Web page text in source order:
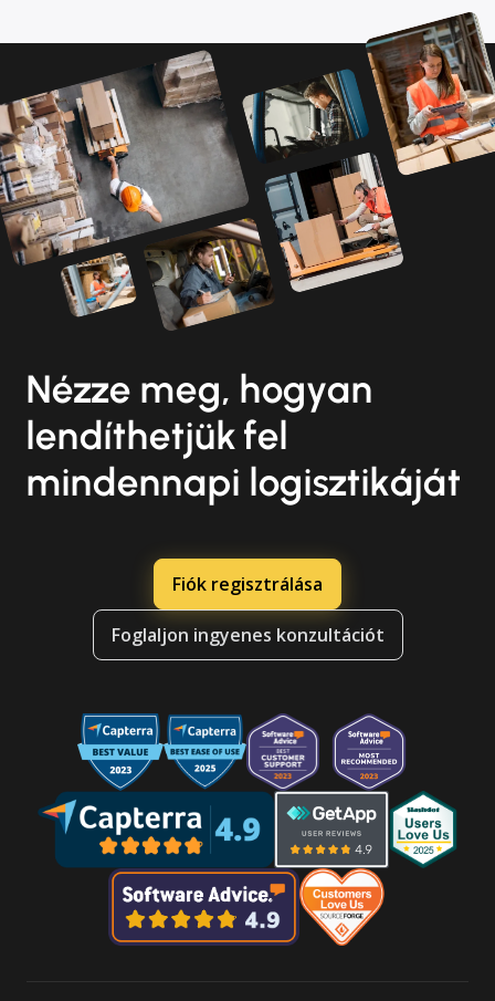
Nézze meg, hogyan
lendíthetjük fel
mindennapi logisztikáját
Fiók regisztrálása
Foglaljon ingyenes konzultációt